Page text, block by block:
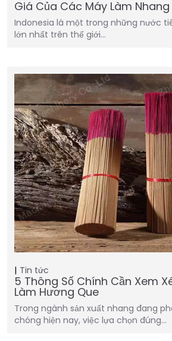
Giá Của Các Máy Làm
Indonesia là một trong những nước
lớn nhất trên thế giới…
Tin tức
5 Thông Số Chính Cần Xem
Làm Hương Que
Trong ngành sản xuất nhang đang
chóng hiện nay, việc lựa chọn đúng…